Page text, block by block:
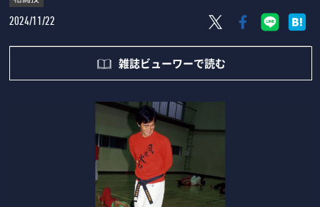
2024/11/22
雑誌ビューワーで読む